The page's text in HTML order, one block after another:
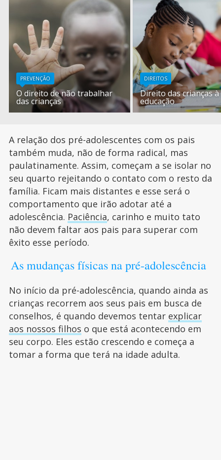
PREVENÇÃO
O direito de não trabalhar
das crianças
DIREITOS
Direito das crianças à
educação
A relação dos pré-adolescentes com os pais
também muda, não de forma radical, mas
paulatinamente. Assim, começam a se isolar no
seu quarto rejeitando o contato com o resto da
família. Ficam mais distantes e esse será o
comportamento que irão adotar até a
adolescência. Paciência, carinho e muito tato
não devem faltar aos pais para superar com
êxito esse período.
As mudanças físicas na pré-adolescência
No início da pré-adolescência, quando ainda as
crianças recorrem aos seus pais em busca de
conselhos, é quando devemos tentar explicar
aos nossos filhos o que está acontecendo em
seu corpo. Eles estão crescendo e começa a
tomar a forma que terá na idade adulta.